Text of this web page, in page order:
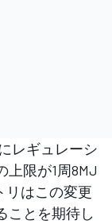
レギュレーシ
上限が1周8MJ
リはこの変更
ことを期待し